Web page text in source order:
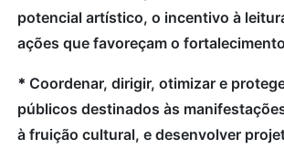
potencial artístico, o incentivo à
ações que favoreçam o
* Coordenar, dirigir, otimizar e
públicos destinados às
à fruição cultural, e desenvolver